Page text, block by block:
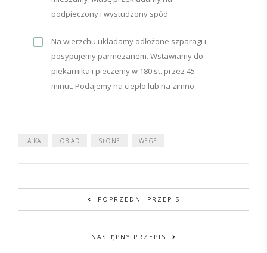
podpieczony i wystudzony spód.
Na wierzchu układamy odłożone szparagi i
posypujemy parmezanem. Wstawiamy do
piekarnika i pieczemy w 180 st. przez 45
minut. Podajemy na ciepło lub na zimno.
JAJKA OBIAD SŁONE WEGE
POPRZEDNI PRZEPIS
NASTĘPNY PRZEPIS